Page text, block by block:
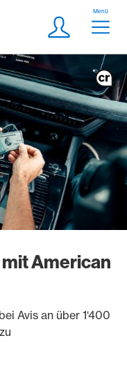
Meta
Login
Menü
mit American
Avis an über 1‘400